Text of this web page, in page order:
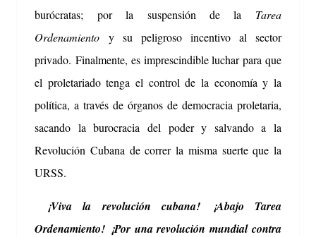
burócratas;por la suspensión de la Tarea
Ordenamiento y su peligroso incentivo al sector
privado. Finalmente, es imprescindible luchar para que
el proletariado tenga el control de la economía y la
política, a través de órganos de democracia proletaria,
sacando la burocracia del poder y salvando a la
Revolución Cubana de correr la misma suerte que la
URSS.
¡Viva la revolución cubana!
¡Abajo Tarea
Ordenamiento! ¡Por una revolución mundial contra